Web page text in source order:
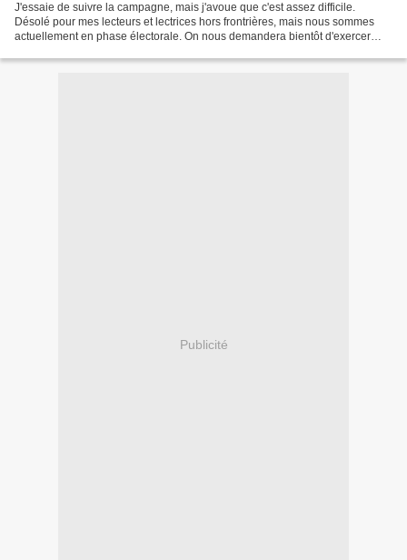
J'essaie de suivre la campagne, mais j'avoue que c'est assez difficile.
Désolé pour mes lecteurs et lectrices hors frontrières, mais nous sommes
actuellement en phase électorale. On nous demandera bientôt d'exercer
Publicité